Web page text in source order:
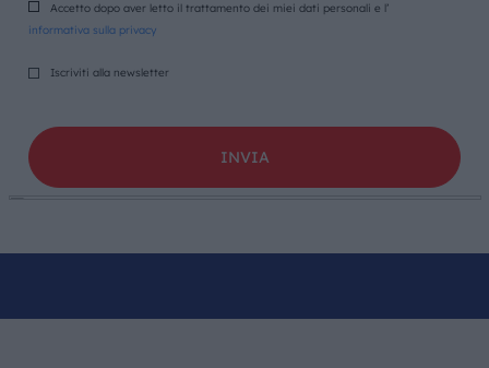
Accetto dopo aver letto il trattamento dei miei dati personali e l’
informativa sulla privacy
Iscriviti alla newsletter